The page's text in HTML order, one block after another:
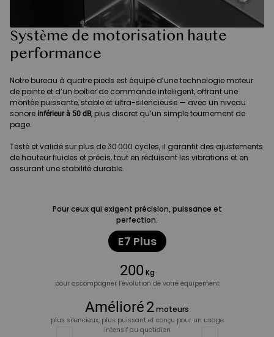
Système de motorisation haute
performance
Notre bureau à quatre pieds est équipé d’une technologie moteur
de pointe et d’un boîtier de commande intelligent, offrant une
montée puissante, stable et ultra-silencieuse — avec un niveau
sonore inférieur à 50 dB, plus discret qu’un simple tournement de
page.
Testé et validé sur plus de 30 000 cycles, il garantit des ajustements
de hauteur fluides et précis, tout en réduisant les vibrations et en
assurant une stabilité durable.
Pour ceux qui exigent précision, puissance et
perfection.
E7 Plus
200 Kg
pour accompagner l’évolution de votre équipement
Amélioré2moteurs
plus silencieux, plus puissant et conçu pour un usage
intensif au quotidien